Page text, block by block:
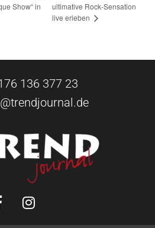
Show“ in
ultimative Rock-Sensation
live erleben
136 377 23